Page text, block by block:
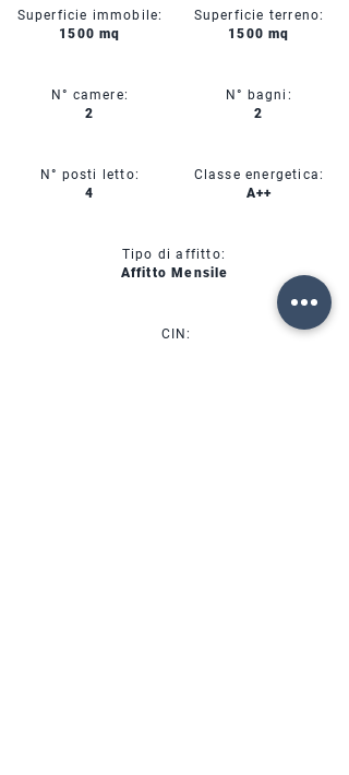
Superficie immobile:
1500 mq
N° camere:
2
N° posti letto:
4
Superficie terreno:
1500 mq
N° bagni:
2
Classe energetica:
A++
Tipo di affitto:
Affitto Mensile
CIN: